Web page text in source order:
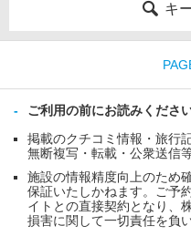
キ
ご利用の前にお読みください
掲載のクチコミ情報・旅行
無断複写・転載・公衆送信
施設の情報精度向上のため
保証いたしかねます。ご予
イトとの直接契約となり、
損害に関して一切責任を負